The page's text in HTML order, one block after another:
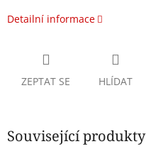
Detailní informace
ZEPTAT SE HLÍDAT
Související produkty